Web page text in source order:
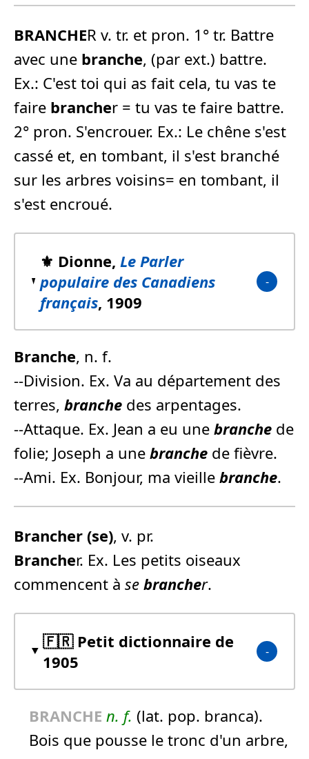
BRANCHER v. tr. et pron. 1° tr. Battre
avec une branche, (par ext.) battre.
Ex.: C'est toi qui as fait cela, tu vas te
faire brancher = tu vas te faire battre.
2° pron. S'encrouer. Ex.: Le chêne s'est
cassé et, en tombant, il s'est branché
sur les arbres voisins= en tombant, il
s'est encroué.
⚜️ Dionne, Le Parler
populaire des Canadiens
français, 1909
Branche, n. f.
--Division. Ex. Va au département des
terres, branche des arpentages.
--Attaque. Ex. Jean a eu une branche de
folie; Joseph a une branche de fièvre.
--Ami. Ex. Bonjour, ma vieille branche.
Brancher (se), v. pr.
Brancher. Ex. Les petits oiseaux
commencent à se brancher.
🇫🇷 Petit dictionnaire de
1905
BRANCHE n. f. (lat. pop. branca).
Bois que pousse le tronc d'un arbre,